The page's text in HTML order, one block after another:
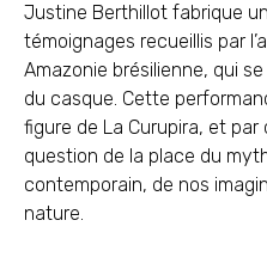
Justine Berthillot fabrique
témoignages recueillis par
Amazonie brésilienne, qui
du casque. Cette
figure de La Curupira, et
question de la place du
contemporain, de nos
nature.